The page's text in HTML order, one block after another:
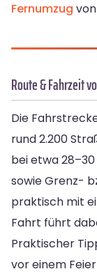
Fernumzug
Route & Fahrzeit
Die
rund 2.200
bei etwa
sowie Grenz-
praktisch mit
Fahrt führt
Praktischer
vor einem